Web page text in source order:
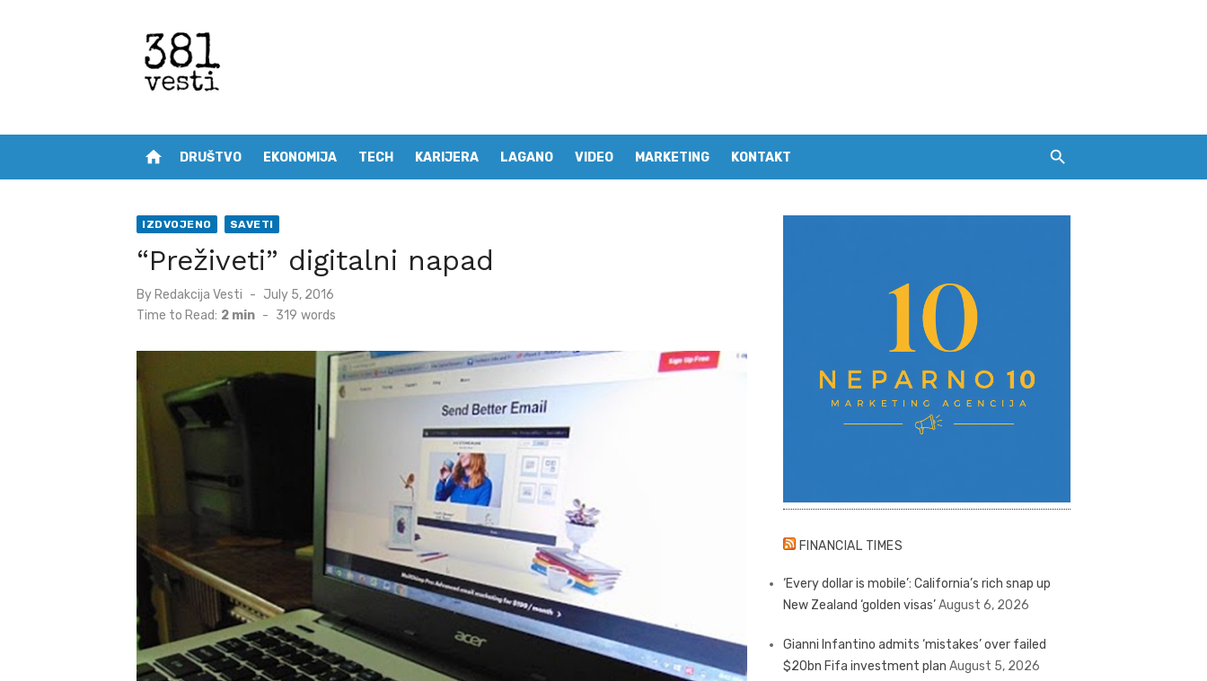
home DRUŠTVO EKONOMIJA TECH KARIJERA LAGANO VIDEO MARKETING KONTAKT
IZDVOJENO SAVETI
“Preživeti” digitalni napad
By Redakcija Vesti
Posted
July 5, 2016
Time to Read: 2 min - 319 words
FINANCIAL TIMES
‘Every dollar is mobile’: California’s rich snap up
New Zealand ‘golden visas’August 6, 2026
Gianni Infantino admits ‘mistakes’ over failed
$20bn Fifa investment plan August 5, 2026